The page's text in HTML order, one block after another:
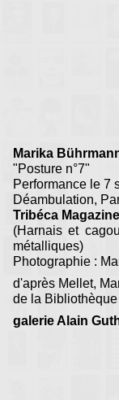
Marika
"Posture n°7"
Performance le 7
Déambulation,
Tribéca Magazine
(Harnais et
métalliques)
Photographie :
d'après Mellet,
de la
galerie Alain